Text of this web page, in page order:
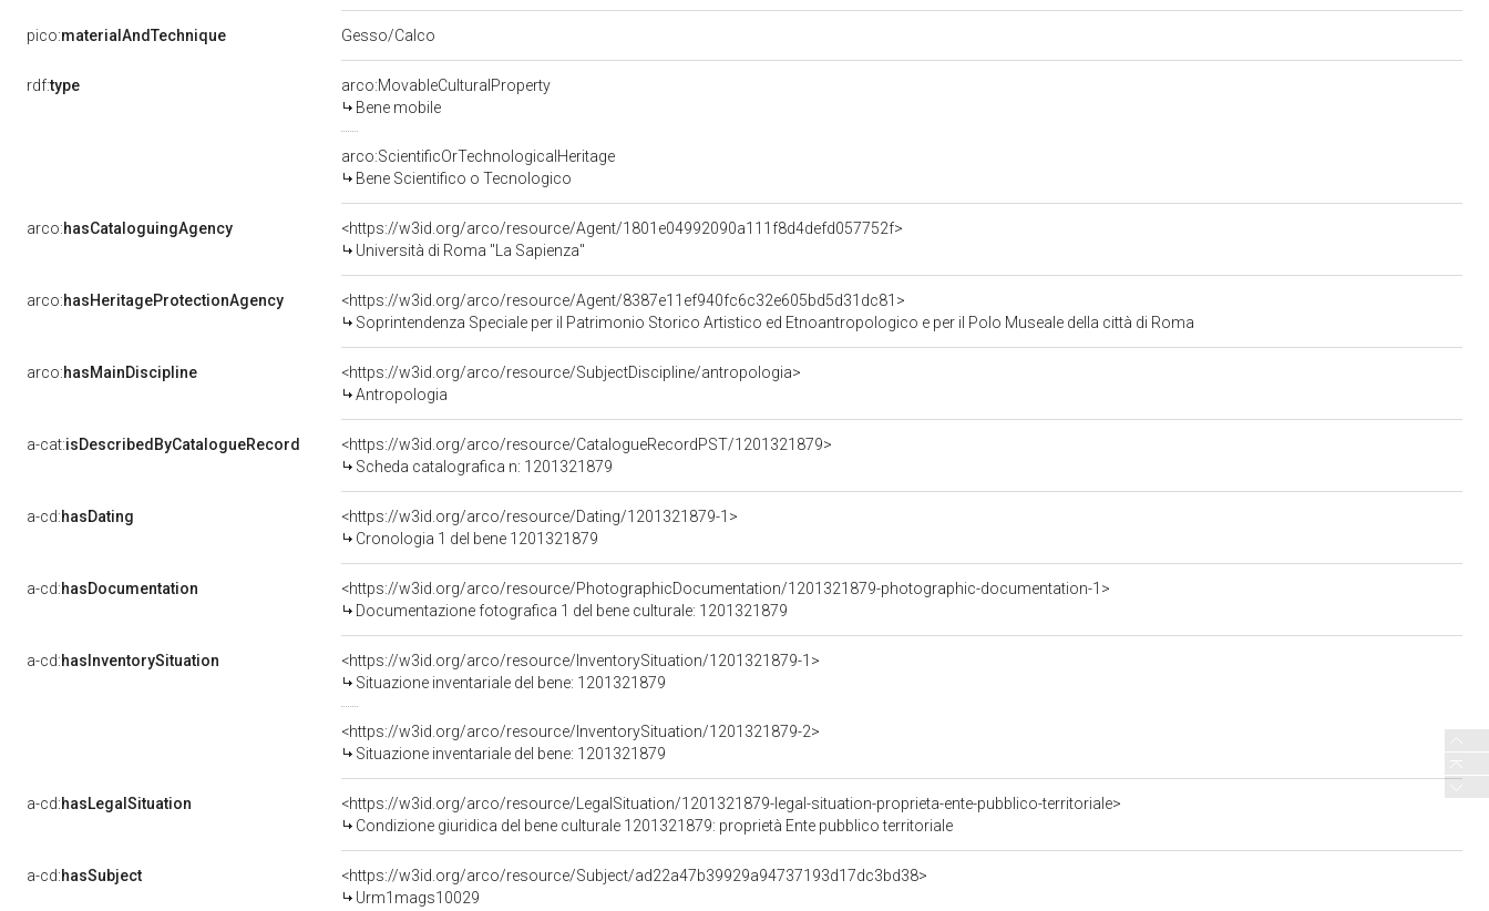
pico:materialAndTechnique Gesso/Calco
rdf:type
arco:MovableCulturalProperty
Bene mobile
arco:ScientificOrTechnologicalHeritage
Bene Scientifico o Tecnologico
arco:hasCataloguingAgency
<https://w3id.org/arco/resource/Agent/1801e04992090a111f8d4defd057752f>
Università di Roma "La Sapienza"
arco:hasHeritageProtectionAgency
<https://w3id.org/arco/resource/Agent/8387e11ef940fc6c32e605bd5d31dc81>
Soprintendenza Speciale per il Patrimonio Storico Artistico ed Etnoantropologico e per il Polo Museale della città di Roma
arco:hasMainDiscipline
<https://w3id.org/arco/resource/SubjectDiscipline/antropologia>
Antropologia
a-cat:isDescribedByCatalogueRecord
<https://w3id.org/arco/resource/CatalogueRecordPST/1201321879>
Scheda catalografica n: 1201321879
a-cd:hasDating
<https://w3id.org/arco/resource/Dating/1201321879-1>
Cronologia 1 del bene 1201321879
a-cd:hasDocumentation
<https://w3id.org/arco/resource/PhotographicDocumentation/1201321879-photographic-documentation-1>
Documentazione fotografica 1 del bene culturale: 1201321879
a-cd:hasInventorySituation
<https://w3id.org/arco/resource/InventorySituation/1201321879-1>
Situazione inventariale del bene: 1201321879
<https://w3id.org/arco/resource/InventorySituation/1201321879-2>
Situazione inventariale del bene: 1201321879
a-cd:hasLegalSituation
<https://w3id.org/arco/resource/LegalSituation/1201321879-legal-situation-proprieta-ente-pubblico-territoriale>
Condizione giuridica del bene culturale 1201321879: proprietà Ente pubblico territoriale
a-cd:hasSubject
<https://w3id.org/arco/resource/Subject/ad22a47b39929a94737193d17dc3bd38>
Urm1mags10029